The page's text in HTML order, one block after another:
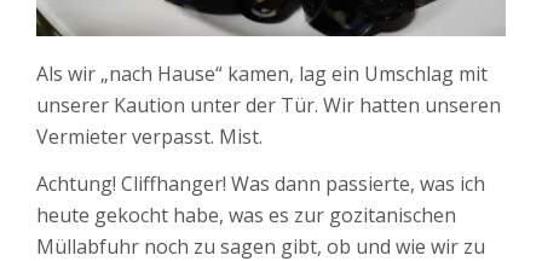
Als wir „nach Hause“ kamen, lag ein Umschlag mit
unserer Kaution unter der Tür. Wir hatten unseren
Vermieter verpasst. Mist.
Achtung! Cliffhanger! Was dann passierte, was ich
heute gekocht habe, was es zur gozitanischen
Müllabfuhr noch zu sagen gibt, ob und wie wir zu